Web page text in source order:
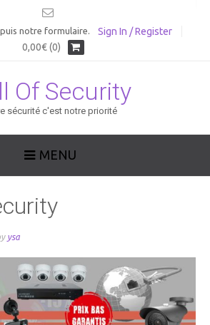
notre formulaire.
Sign In / Register
0,00€ (0)
Of Security
sécurité c'est notre priorité
MENU
ysa